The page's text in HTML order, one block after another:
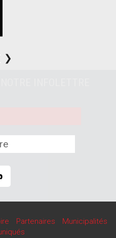
❯
Partenaires
Municipalités